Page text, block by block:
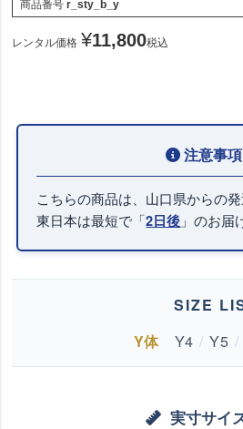
商品番号 r_sty_b_y
レンタル価格 ¥11,800税込
こちらの商品は、山口県からの発
東日本は最短で「2日後 」のお届
SIZE
Y体
Y4 / Y5 /
実寸サイ